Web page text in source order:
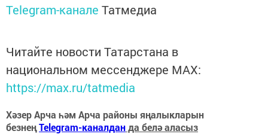
Telegram-канале Татмедиа
Читайте новости Татарстана в
национальном мессенджере MАХ:
https://max.ru/tatmedia
Хәзер Арча һәм Арча районы яңалыкларын
безнеңTelegram-каналданда белә аласыз